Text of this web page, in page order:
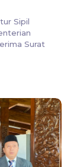
Sipil
Surat